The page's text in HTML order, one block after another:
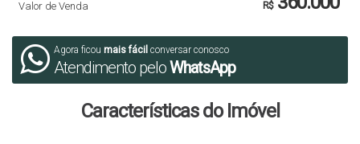
R$
Valor de Venda
Agora ficou mais fácil conversar conosco
Atendimento peloWhatsApp
Características do Imóvel